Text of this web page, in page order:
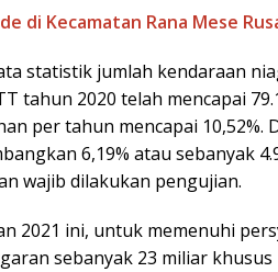
di Kecamatan Rana Mese
statistik jumlah kendaraan
tahun 2020 telah mencapai
per tahun mencapai 10,52%.
6,19% atau sebanyak
wajib dilakukan pengujian.
2021 ini, untuk memenuhi
sebanyak 23 miliar